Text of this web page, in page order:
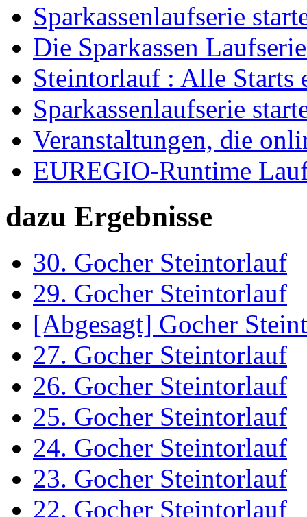
Sparkassenlaufserie
Die Sparkassen
Steintorlauf : Alle Starts
Sparkassenlaufserie
Veranstaltungen, die
EUREGIO-Runtime
dazu Ergebnisse
30. Gocher Steintorlauf
29. Gocher Steintorlauf
[Abgesagt] Gocher
27. Gocher Steintorlauf
26. Gocher Steintorlauf
25. Gocher Steintorlauf
24. Gocher Steintorlauf
23. Gocher Steintorlauf
22. Gocher Steintorlauf